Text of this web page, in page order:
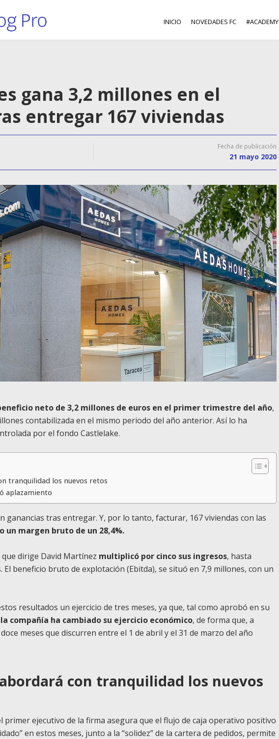
INICIO NOVEDADES FC #ACADEMY
gana 3,2 millones en el
entregar 167 viviendas
Fecha de publicación
21 mayo 2020
neto de 3,2 millones de euros en el primer trimestre del año,
contabilizada en el mismo periodo del año anterior. Así lo ha
por el fondo Castlelake.
tranquilidad los nuevos retos
aplazamiento
ganancias tras entregar. Y, por lo tanto, facturar, 167 viviendas con las
un margen bruto de un 28,4%.
dirige David Martínez multiplicó por cinco sus ingresos, hasta
El beneficio bruto de explotación (Ebitda), se situó en 7,9 millones, con un
resultados un ejercicio de tres meses, ya que, tal como aprobó en su
la compañía ha cambiado su ejercicio económico, de forma que, a
meses que discurren entre el 1 de abril y el 31 de marzo del año
con tranquilidad los nuevos
primer ejecutivo de la firma asegura que el flujo de caja operativo positivo
en estos meses, junto a la “solidez” de la cartera de pedidos, permite